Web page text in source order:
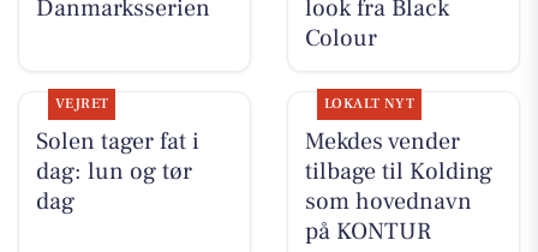
Danmarksserien
look fra Black
Colour
VEJRET
Solen tager fat i
dag: lun og tør
dag
LOKALT NYT
Mekdes vender
tilbage til Kolding
som hovednavn
på KONTUR